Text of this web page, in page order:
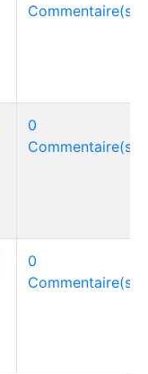
Commentaire(s)
0
Commentaire(s)
0
Commentaire(s)